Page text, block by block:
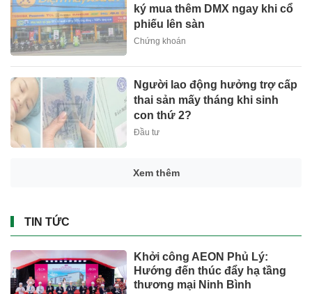
ký mua thêm DMX ngay khi cổ
phiếu lên sàn
Chứng khoán
Người lao động hưởng trợ cấp
thai sản mấy tháng khi sinh
con thứ 2?
Đầu tư
Xem thêm
TIN TỨC
Khởi công AEON Phủ Lý:
Hướng đến thúc đẩy hạ tầng
thương mại Ninh Bình